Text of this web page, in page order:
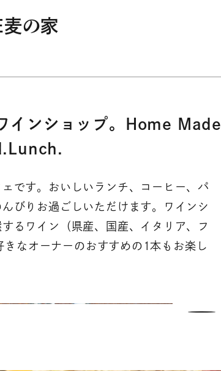
の家
インショップ。Home Made
です。おいしいランチ、コーヒー、パ
びりお過ごしいただけます。ワインシ
るワイン（県産、国産、イタリア、フ
なオーナーのおすすめの1本もお楽し